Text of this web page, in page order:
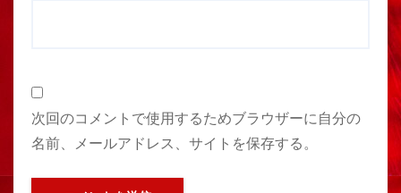
次回のコメントで使用するためブラウザーに自分の
名前、メールアドレス、サイトを保存する。